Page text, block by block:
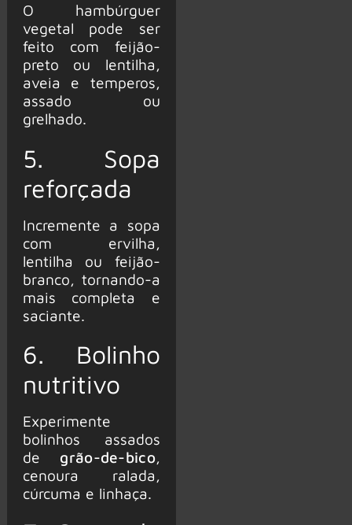
O hambúrguer
vegetal pode ser
feito com feijão-
preto ou lentilha,
aveia e temperos,
assado ou
grelhado.
5. Sopa
reforçada
Incremente a sopa
com ervilha,
lentilha ou feijão-
branco, tornando-a
mais completa e
saciante.
6. Bolinho
nutritivo
Experimente
bolinhos assados
de grão-de-bico,
cenoura ralada,
cúrcuma e linhaça.